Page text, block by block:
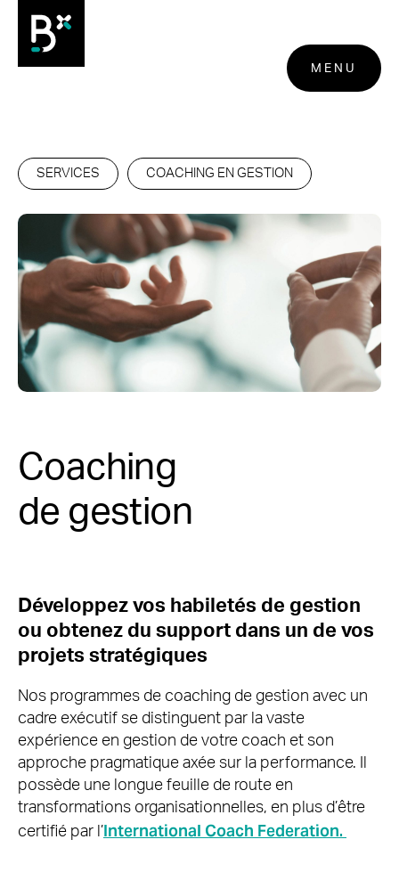
MENU
SERVICES COACHING EN GESTION
Coaching
de gestion
Développez vos habiletés de gestion
ou obtenez du support dans un de vos
projets stratégiques
Nos programmes de coaching de gestion avec un
cadre exécutif se distinguent par la vaste
expérience en gestion de votre coach et son
approche pragmatique axée sur la performance. Il
possède une longue feuille de route en
transformations organisationnelles, en plus d’être
certifié par l’International Coach Federation.